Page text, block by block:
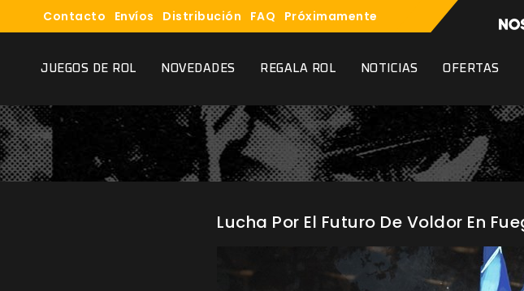
Contacto Envíos Distribución FAQ Próximamente
JUEGOS DE ROL NOVEDADES REGALA ROL NOTICIAS OFERTAS
Lucha Por El Futuro De Voldor En